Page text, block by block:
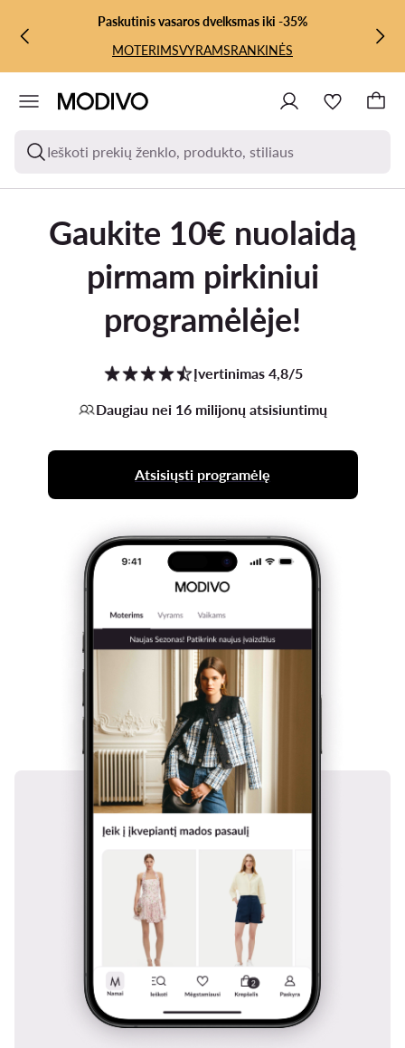
PEREITI PRIE PAGRINDINIO TURINIO
PEREITI Į PAIEŠKĄPaskutinis vasaros dvelksmas iki -35%
MOTERIMSVYRAMSRANKINĖS
Ieškoti prekių ženklo, produkto, stiliaus
Gaukite 10€ nuolaidą
pirmam pirkiniui
programėlėje!
Įvertinimas 4,8/5
Daugiau nei 16 milijonų atsisiuntimų
Atsisiųsti programėlę